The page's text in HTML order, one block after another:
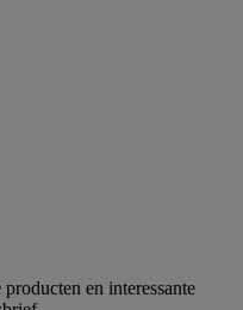
en interessante